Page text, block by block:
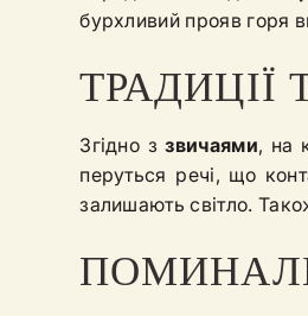
бурхливий прояв горя
ТРАДИЦІЇ
Згідно ззвичаями, на
перуться речі, що
залишають світло.